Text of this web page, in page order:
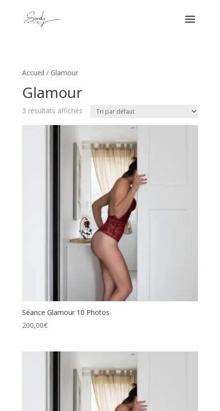
Accueil / Glamour
Glamour
3 résultats affichés
Séance Glamour 10 Photos
200,00€